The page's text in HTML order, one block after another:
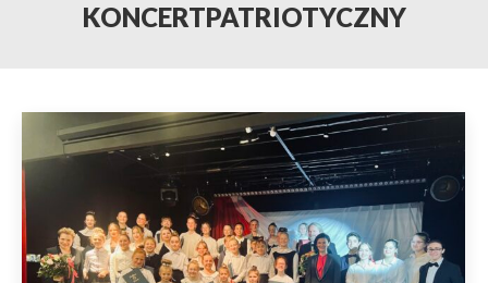
KONCERTPATRIOTYCZNY